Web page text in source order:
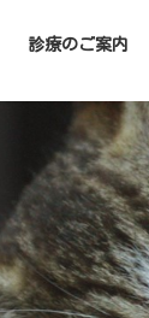
診療のご案内